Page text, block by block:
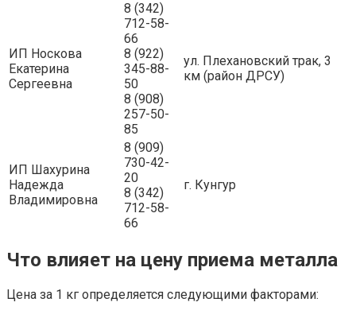
ИП Носкова
Екатерина
Сергеевна
8 (342)
712-58-
66
8 (922)
345-88-
50
8 (908)
257-50-
85
ул. Плехановский трак, 3
км (район ДРСУ)
ИП Шахурина
Надежда
Владимировна
8 (909)
730-42-
20
8 (342)
712-58-
66
г. Кунгур
Что влияет на цену приема металла
Цена за 1 кг определяется следующими факторами: